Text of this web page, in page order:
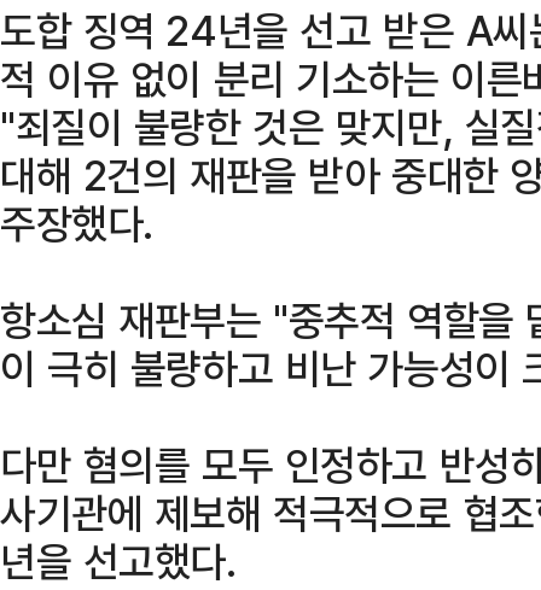
도합 징역 24년을 선고 받은 A
적 이유 없이 분리 기소하는 이
"죄질이 불량한 것은 맞지만, 실
대해 2건의 재판을 받아 중대한
주장했다.
항소심 재판부는 "중추적 역할을
이 극히 불량하고 비난 가능성이
다만 혐의를 모두 인정하고 반성
사기관에 제보해 적극적으로 협
년을 선고했다.